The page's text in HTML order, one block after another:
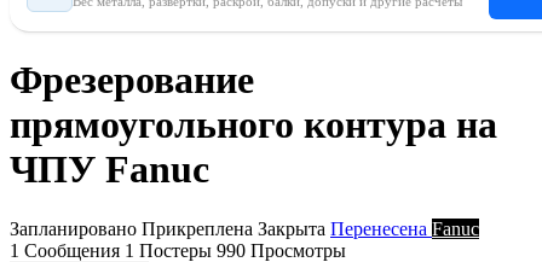
Фрезерование
прямоугольного контура на
ЧПУ Fanuc
Запланировано Прикреплена Закрыта Перенесена Fanuc
1 Сообщения 1 Постеры 990 Просмотры